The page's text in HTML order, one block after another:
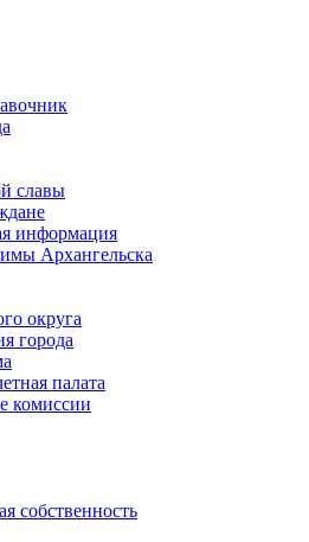
славы
информация
Архангельска
округа
города
палата
комиссии
собственность